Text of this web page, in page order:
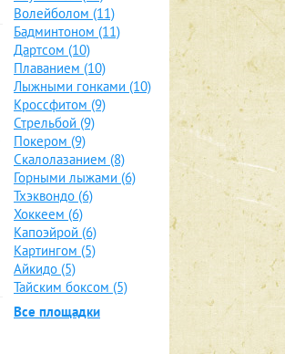
Волейболом (11)
Бадминтоном (11)
Дартсом (10)
Плаванием (10)
Лыжными гонками (10)
Кроссфитом (9)
Стрельбой (9)
Покером (9)
Скалолазанием (8)
Горными лыжами (6)
Тхэквондо (6)
Хоккеем (6)
Капоэйрой (6)
Картингом (5)
Айкидо (5)
Тайским боксом (5)
Все площадки